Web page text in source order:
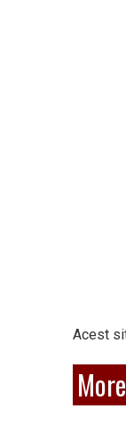
Acest